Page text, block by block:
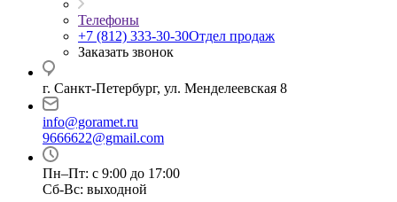
Телефоны
+7 (812) 333-30-30Отдел продаж
Заказать звонок
г. Санкт-Петербург, ул. Менделеевская 8
info@goramet.ru
9666622@gmail.com
Пн–Пт: с 9:00 до 17:00
Сб-Вс: выходной